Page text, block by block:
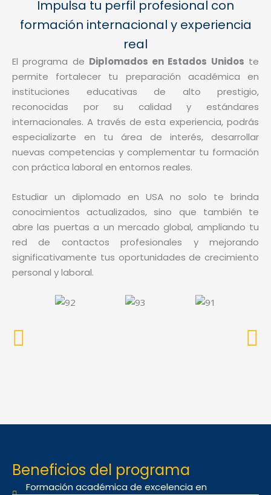
Impulsa tu perfil profesional con
formación internacional y experiencia
real
El programa de Diplomados en Estados Unidos te
permite fortalecer tu preparación académica en
instituciones educativas de alto prestigio,
reconocidas por su calidad y estándares
internacionales. A través de esta experiencia, podrás
especializarte en tu área de interés, desarrollar
nuevas competencias y complementar tu formación
con práctica laboral en entornos reales.
Estudiar un diplomado en USA no solo te brinda
conocimientos actualizados, sino que también te
abre las puertas a un mercado global, ampliando tu
red de contactos profesionales y mejorando
significativamente tus oportunidades de crecimiento
personal y laboral.
Beneficios del programa
Formación académica de excelencia en